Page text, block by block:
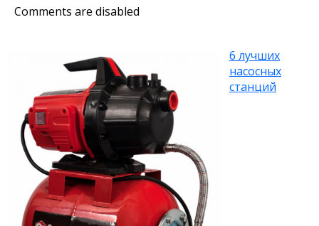
Comments are disabled
6 лучших
насосных
станций